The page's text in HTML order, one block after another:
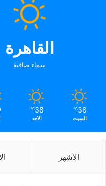
القاهرة
سماء صافية
38
℃
السبت
38
℃
الأحد
الأشهر